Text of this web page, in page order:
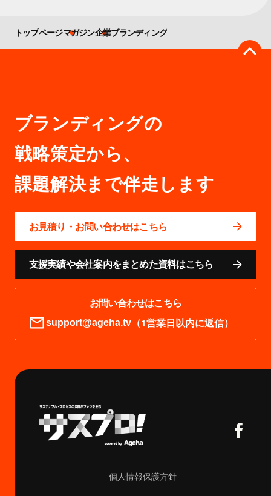
トップページマガジン企業ブランディング
ブランディングの
戦略策定から、
お見積り・お問い合わせはこちら
支援実績や会社案内をまとめた資料はこちら
お問い合わせはこちら
support@ageha.tv（1営業日以内に返信）
個人情報保護方針